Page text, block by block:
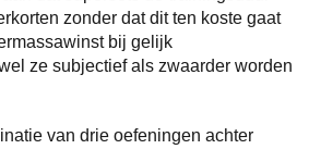
zonder dat dit ten koste gaat
bij gelijk
ze subjectief als zwaarder worden
van drie oefeningen achter